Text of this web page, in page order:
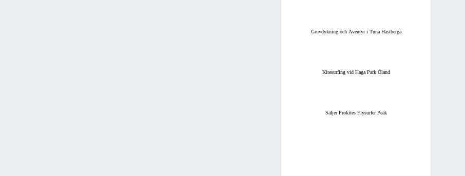
Gruvdykning och Äventyr i Tuna Hästberga
Kitesurfing vid Haga Park Öland
Säljer Prokites Flysurfer Peak